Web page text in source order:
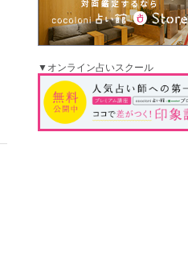
▼オンライン占いスクール